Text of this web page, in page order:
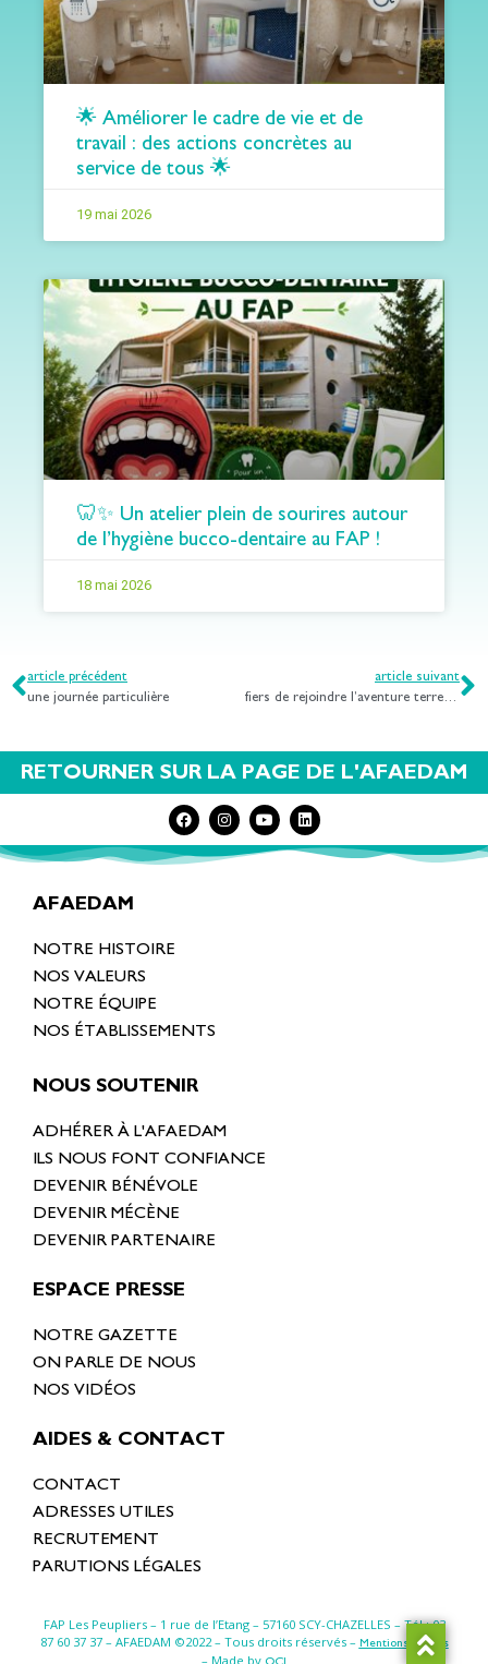
🌟 Améliorer le cadre de vie et de
travail : des actions concrètes au
service de tous 🌟
19 mai 2026
🦷✨ Un atelier plein de sourires autour
de l’hygiène bucco-dentaire au FAP !
18 mai 2026
article précédent
une journée particulière
article suivant
fiers de rejoindre l’aventure terre de jeux 2024
RETOURNER SUR LA PAGE DE L'AFAEDAM
AFAEDAM
NOTRE HISTOIRE
NOS VALEURS
NOTRE ÉQUIPE
NOS ÉTABLISSEMENTS
NOUS SOUTENIR
ADHÉRER À L'AFAEDAM
ILS NOUS FONT CONFIANCE
DEVENIR BÉNÉVOLE
DEVENIR MÉCÈNE
DEVENIR PARTENAIRE
ESPACE PRESSE
NOTRE GAZETTE
ON PARLE DE NOUS
NOS VIDÉOS
AIDES & CONTACT
CONTACT
ADRESSES UTILES
RECRUTEMENT
PARUTIONS LÉGALES
FAP Les Peupliers – 1 rue de l’Etang – 57160 SCY-CHAZELLES – Tél : 03
87 60 37 37 – AFAEDAM ©2022 – Tous droits réservés – Mentions légales
– Made by